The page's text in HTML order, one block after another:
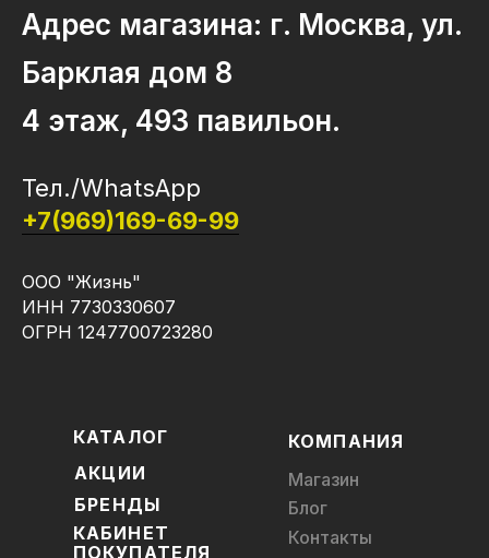
Адрес магазина: г. Москва, ул.
Барклая дом 8
4 этаж, 493 павильон.
Тел./WhatsApp
+7(969)169-69-99
ООО "Жизнь"
ИНН 7730330607
ОГРН 1247700723280
КАТАЛОГ
КАБИНЕТ
ПОКУПАТЕЛЯ
БРЕНДЫ
АКЦИИ
Магазин
Блог
Контакты
КОМПАНИЯ